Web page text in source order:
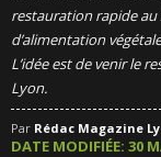
restauration rapide au
d’alimentation
L’idée est de venir le
Lyon.
Par Rédac Magazine
DATE MODIFIÉE: 30